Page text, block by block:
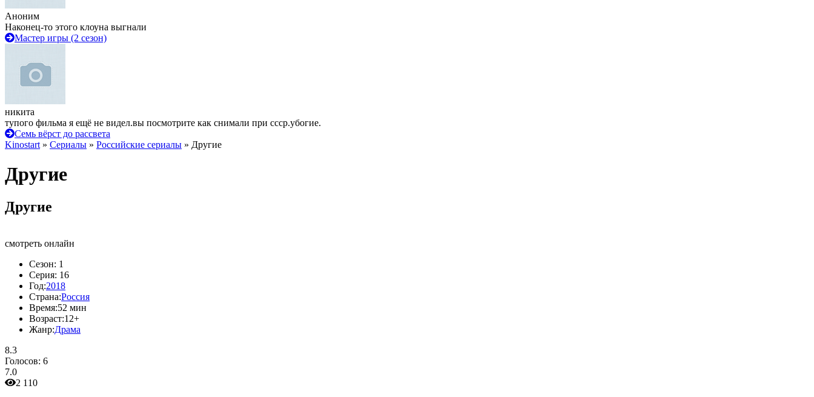
Аноним
Наконец-то этого клоуна выгнали
Мастер игры (2 сезон)
никита
тупого фильма я ещё не видел.вы посмотрите как снимали при ссср.убогие.
Семь вёрст до рассвета
Kinostart » Сериалы » Российские сериалы » Другие
Другие
Другие
смотреть онлайн
Сезон: 1
Серия: 16
Год:2018
Страна:Россия
Время:52 мин
Возраст:12+
Жанр:Драма
8.3
Голосов: 6
7.0
2 110